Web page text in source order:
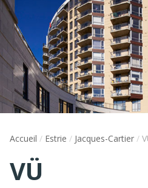
Accueil / Estrie / Jacques-Cartier /
VÜ